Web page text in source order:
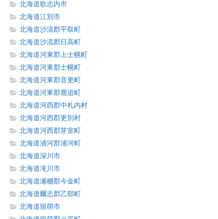
北海道歌志内市
北海道江別市
北海道沙流郡平取町
北海道沙流郡日高町
北海道河東郡上士幌町
北海道河東郡士幌町
北海道河東郡音更町
北海道河東郡鹿追町
北海道河西郡中札内村
北海道河西郡更別村
北海道河西郡芽室町
北海道浦河郡浦河町
北海道深川市
北海道滝川市
北海道瀬棚郡今金町
北海道爾志郡乙部町
北海道留萌市